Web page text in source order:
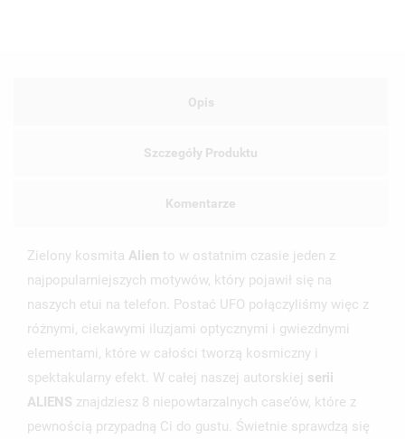
Opis
Szczegóły Produktu
Komentarze
Zielony kosmita Alien to w ostatnim czasie jeden z
najpopularniejszych motywów, który pojawił się na
naszych etui na telefon. Postać UFO połączyliśmy więc z
różnymi, ciekawymi iluzjami optycznymi i gwiezdnymi
elementami, które w całości tworzą kosmiczny i
spektakularny efekt. W całej naszej autorskiej serii
ALIENS znajdziesz 8 niepowtarzalnych case’ów, które z
pewnością przypadną Ci do gustu. Świetnie sprawdzą się